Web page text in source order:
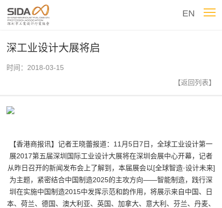
EN
深工业设计大展将启
时间：2018-03-15
【返回列表】
【香港商报讯】记者王晓蕾报道：11月5日­7日，全球工业设计第一
展­­2017第五届深圳国际工业设计大展将在深圳会展中心开幕，记者
从昨日召开的新闻发布会上了解到，本届展会以[全球智造·设计未来]
为主题，紧密结合中国制造2025的主攻方向——智能制造，践行深
圳在实施中国制造2015中发挥示范和韵作用，将展示来自中国、日
本、荷兰、德国、澳大利亚、英国、加拿大、意大利、芬兰、丹麦、